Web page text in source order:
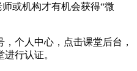
或机构才有机会获得“微
个人中心，点击课堂后台，
行认证。